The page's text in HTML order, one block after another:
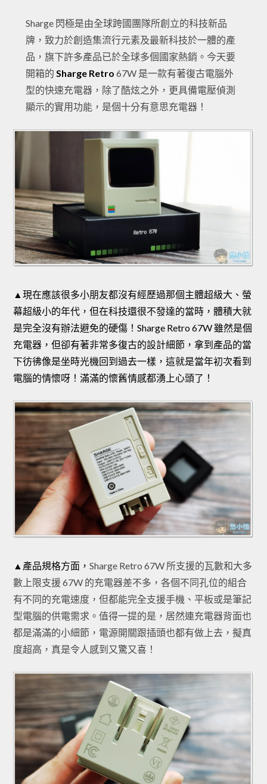
Sharge 閃極是由全球跨國團隊所創立的科技新品
牌，致力於創造集流行元素及最新科技於一體的產
品，旗下許多產品已於全球多個國家熱銷。今天要
開箱的 Sharge Retro 67W 是一款有著復古電腦外
型的快速充電器，除了酷炫之外，更具備電壓偵測
顯示的實用功能，是個十分有意思充電器！
▲現在應該很多小朋友都沒有經歷過那個主體超級大、螢
幕超級小的年代，但在科技還很不發達的當時，體積大就
是完全沒有辦法避免的硬傷！Sharge Retro 67W 雖然是個
充電器，但卻有著非常多復古的設計細節，拿到產品的當
下彷彿像是坐時光機回到過去一樣，這就是當年初次看到
電腦的情懷呀！滿滿的懷舊情感都湧上心頭了！
▲產品規格方面， Sharge Retro 67W 所支援的瓦數和大多
數上限支援 67W 的充電器差不多，各個不同孔位的組合
有不同的充電速度，但都能完全支援手機、平板或是筆記
型電腦的供電需求。值得一提的是，居然連充電器背面也
都是滿滿的小細節，電源開關跟插頭也都有做上去，擬真
度超高，真是令人感到又驚又喜！